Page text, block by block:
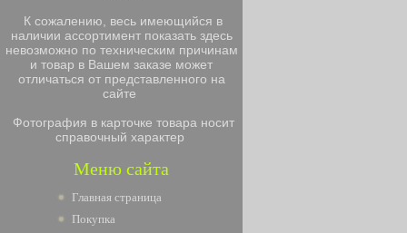
К сожалению, весь имеющийся в
наличии ассортимент показать здесь
невозможно по техническим причинам
и товар в Вашем заказе может
отличаться от представленного на
сайте
Фотография в карточке товара носит
справочный характер
Меню сайта
Главная страница
Покупка